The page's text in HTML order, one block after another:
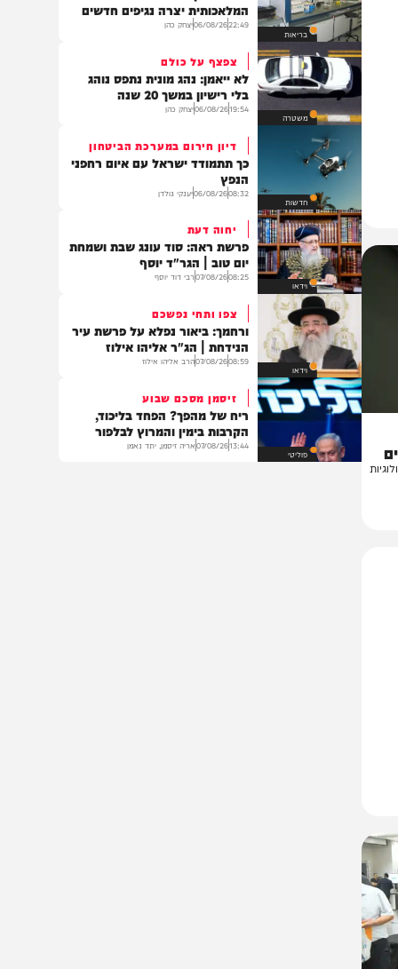
חדשות
בריאות
הסכנה הבאה?
פריצת דרך מדעית: הבינה
המלאכותית יצרה נגיפים חדשים
22:49
06/08/26יצחק כהן
משטרה
לא ייאמן: נהג מונית נתפס נוהג
בלי רישיון במשך 20 שנה
19:54
06/08/26יצחק כהן
חדשות
כך תתמודד ישראל עם איום רחפני
הנפץ
08:32
06/08/26 יענקי גולדן
וידאו
פרשת ראה: סוד עונג שבת ושמחת
יום טוב | הגר"ד יוסף
08:25
07/08/26 רבי דוד יוסף
וידאו
צפו ותחי נפשכם
ורחמך: ביאור נפלא על פרשת עיר
הנידחת | הג"ר אליהו אילוז
08:59
07/08/26 הרב אליהו אילוז